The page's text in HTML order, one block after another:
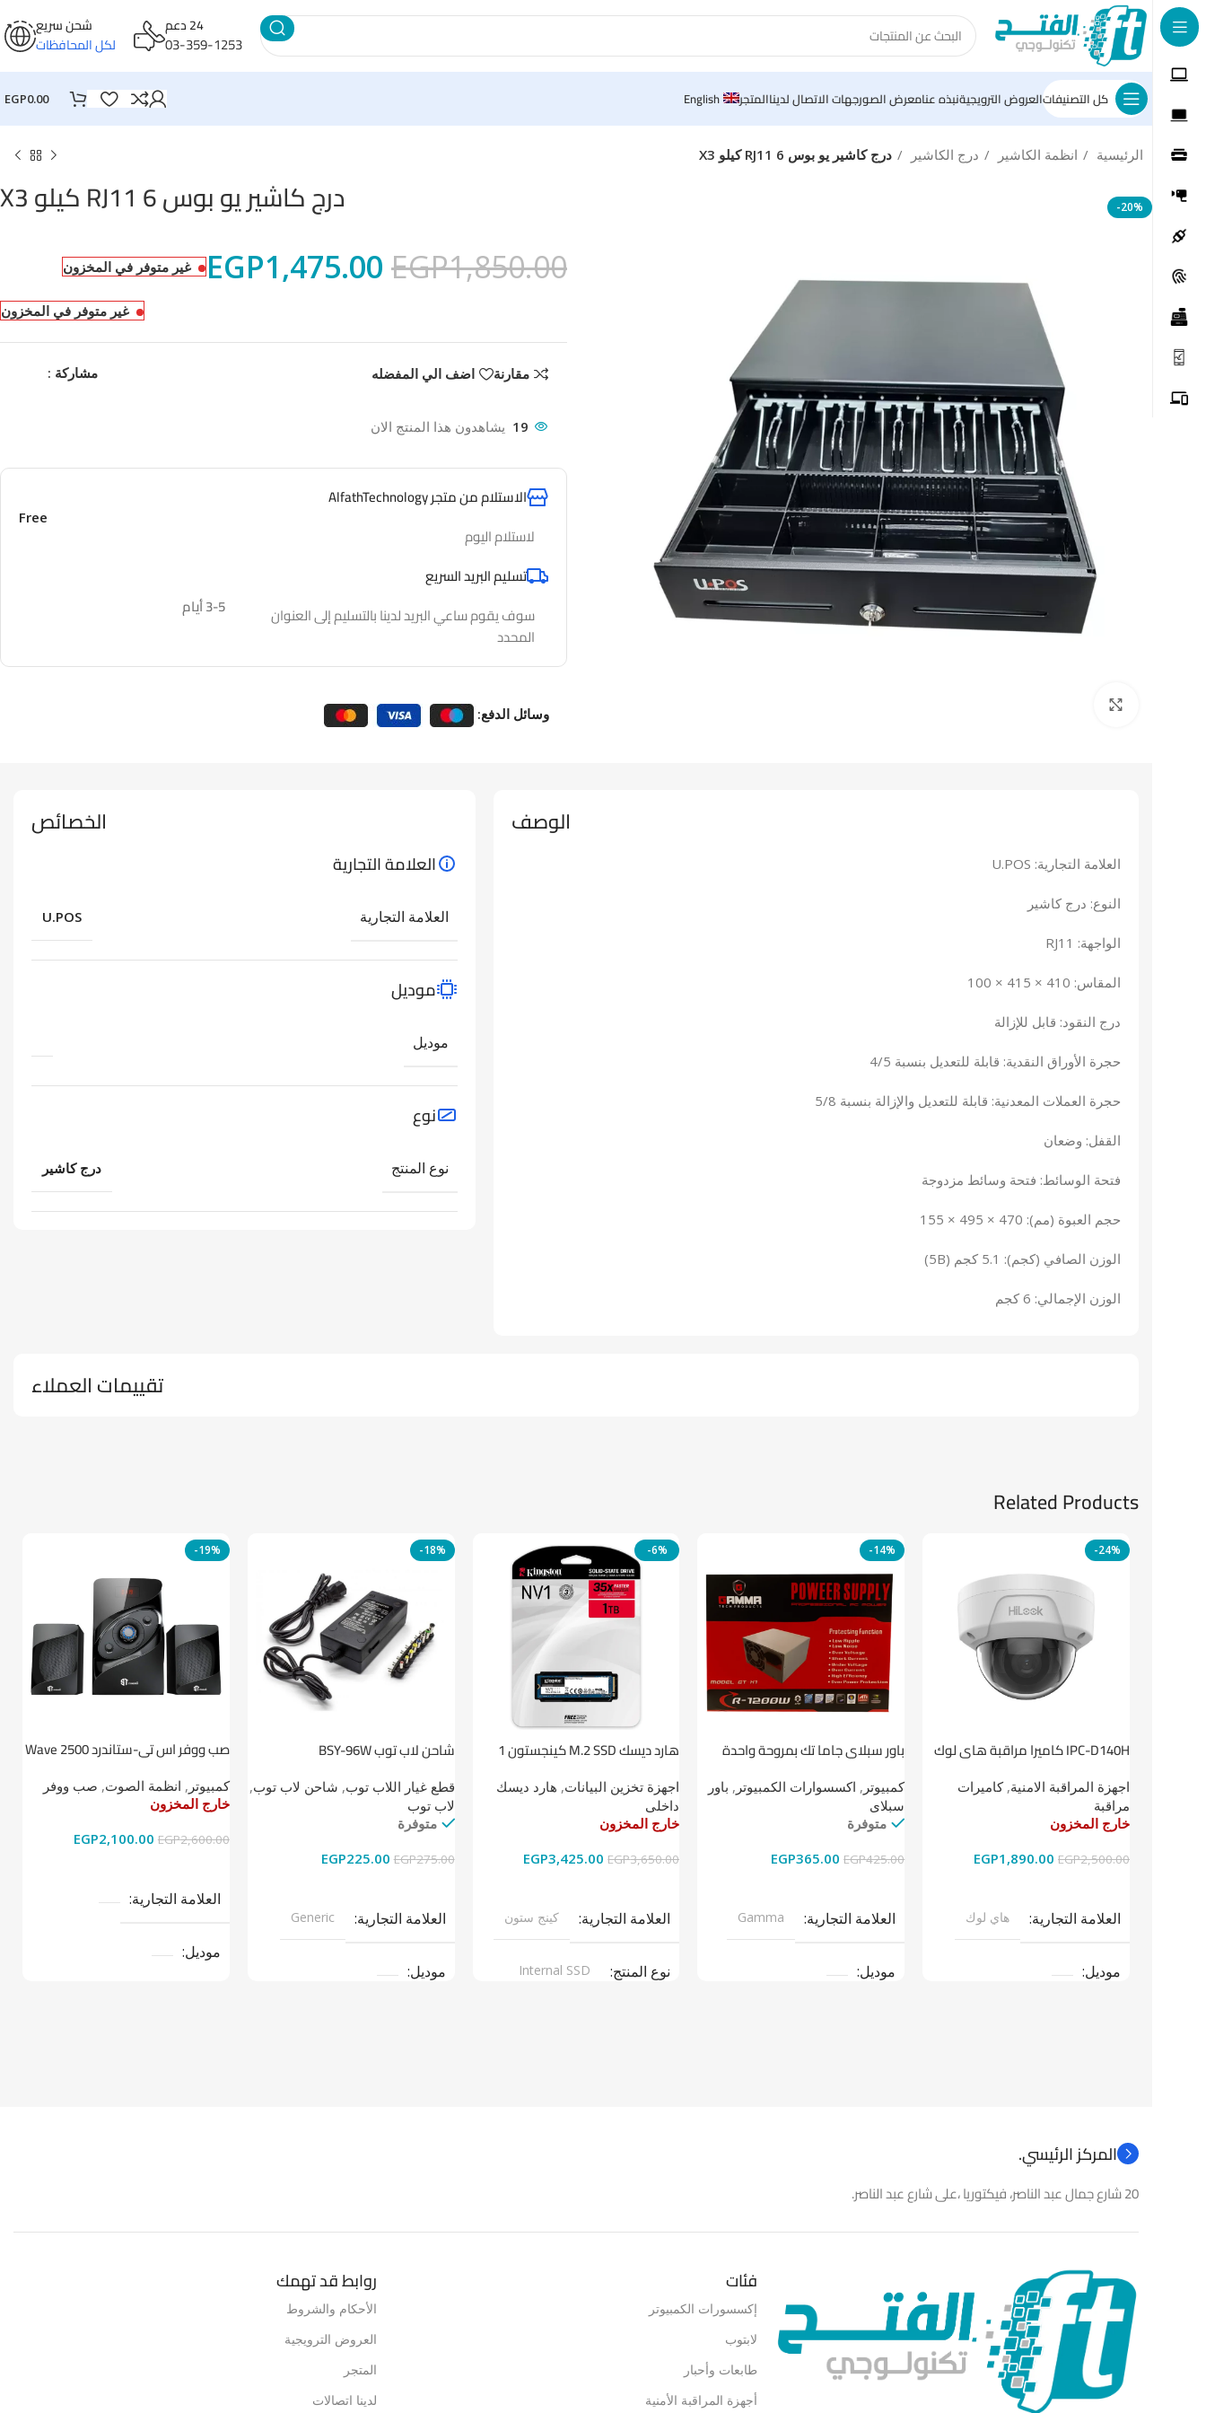
24 دعم
03-359-1253
شحن سريع
لكل المحافظات
كل التصنيفاتالعروض الترويجيةنبذه عنامعرض الصورجهات الاتصال لديناالمتجر English
EGP0.00
الرئيسية انظمة الكاشير درج الكاشير درج كاشير يو بوس RJ11 6 كيلو X3
-20% درج كاشير يو بوس RJ11 6 كيلو X3
EGP1,850.00
EGP1,475.00 غير متوفر في المخزون
غير متوفر في المخزون
مقارنة اضف الي المفضله مشاركة :
19 يشاهدون هذا المنتج الان
الاستلام من متجر AlfathTechnology
لاستلام اليوم
Free
تسليم البريد السريع
سوف يقوم ساعي البريد لدينا بالتسليم إلى العنوان
المحدد
3-5 أيام
وسائل الدفع:
الوصف
العلامة التجارية: U.POS
النوع: درج كاشير
الواجهة: RJ11
المقاس: 410 × 415 × 100
درج النقود: قابل للإزالة
حجرة الأوراق النقدية: قابلة للتعديل بنسبة 4/5
حجرة العملات المعدنية: قابلة للتعديل والإزالة بنسبة 5/8
القفل: وضعان
فتحة الوسائط: فتحة وسائط مزدوجة
حجم العبوة (مم): 470 × 495 × 155
الوزن الصافي (كجم): 5.1 كجم (5B)
الوزن الإجمالي: 6 كجم
الخصائص
العلامة التجارية
العلامة التجارية U.POS
موديل
موديل
نوع
نوع المنتج درج كاشير
تقييمات العملاء
Related Products
-24%
IPC-D140H كاميرا مراقبة هاى لوك
اجهزة المراقبة الامنية,كاميرات
مراقبة
خارج المخزون
EGP2,500.00
EGP1,890.00
العلامة التجارية هاي لوك
موديل
-14%
باور سبلاي جاما تك بمروحة واحدة
كمبيوتر , اكسسوارات الكمبيوتر , باور
سبلاى
متوفرة
EGP425.00
EGP365.00
العلامة التجارية Gamma
موديل
-6%
هارد ديسك M.2 SSD كينجستون 1
اجهزة تخزين البيانات, هارد ديسك
داخلى
خارج المخزون
EGP3,650.00
EGP3,425.00
العلامة التجارية كينج ستون
نوع المنتج Internal SSD
-18%
شاحن لاب توب BSY-96W
قطع غيار اللاب توب, شاحن لاب توب,
لاب توب
متوفرة
EGP275.00
EGP225.00
العلامة التجارية Generic
موديل
-19%
صب ووفر اس تي-ستاندرد Wave 2500
كمبيوتر , انظمة الصوت, صب ووفر
خارج المخزون
EGP2,600.00
EGP2,100.00
العلامة التجارية
موديل
المركز الرئيسي.
20 شارع جمال عبد الناصر، فيكتوريا ،على شارع عبد الناصر.
فئات
إكسسورات الكمبيوتر
لابتوب
طابعات وأحبار
أجهزة المراقبة الأمنية
روابط قد تهمك
الأحكام والشروط
العروض الترويجية
المتجر
لدينا اتصالات